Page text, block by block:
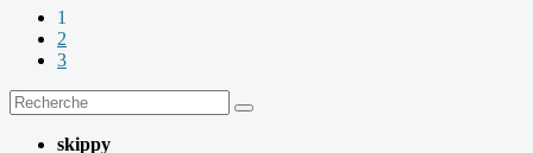
1
2
3
skippy